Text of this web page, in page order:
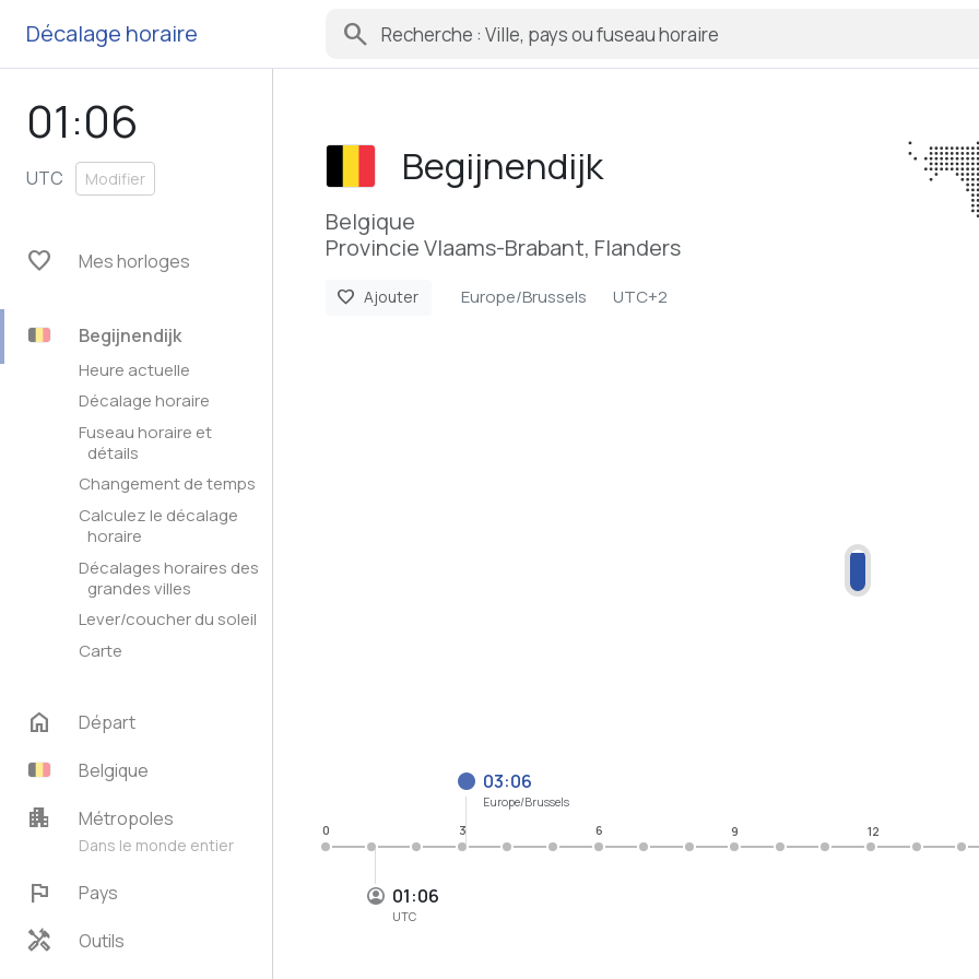
Décalage horaire search
01:06
UTC Modifier
favorite Mes horloges
Begijnendijk
Heure actuelle
Décalage horaire
Fuseau horaire et
détails
Changement de temps
Calculez le décalage
horaire
Décalages horaires des
grandes villes
Lever/coucher du soleil
Carte
home
Départ
Belgique
apartment Métropoles
Dans le monde entier
flag Pays
handyman Outils
Begijnendijk
Belgique
Provincie Vlaams-Brabant, Flanders
favorite Ajouter Europe/Brussels UTC+2
01:06
UTC
03:06
Europe/Brussels
0 3 6 9 12